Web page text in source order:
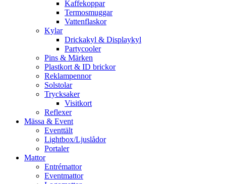
Kaffekoppar
Termosmuggar
Vattenflaskor
Kylar
Drickakyl & Displaykyl
Partycooler
Pins & Märken
Plastkort & ID brickor
Reklampennor
Solstolar
Trycksaker
Visitkort
Reflexer
Mässa & Event
Eventtält
Lightbox/Ljuslådor
Portaler
Mattor
Entrémattor
Eventmattor